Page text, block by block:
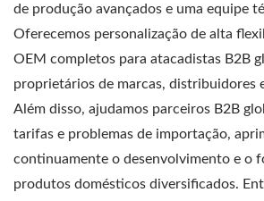
de produção avançados e uma equipe
Oferecemos personalização de alta
OEM completos para atacadistas B2B
proprietários de marcas, distribuidores
Além disso, ajudamos parceiros B2B
tarifas e problemas de importação,
continuamente o desenvolvimento e o
produtos domésticos diversificados.